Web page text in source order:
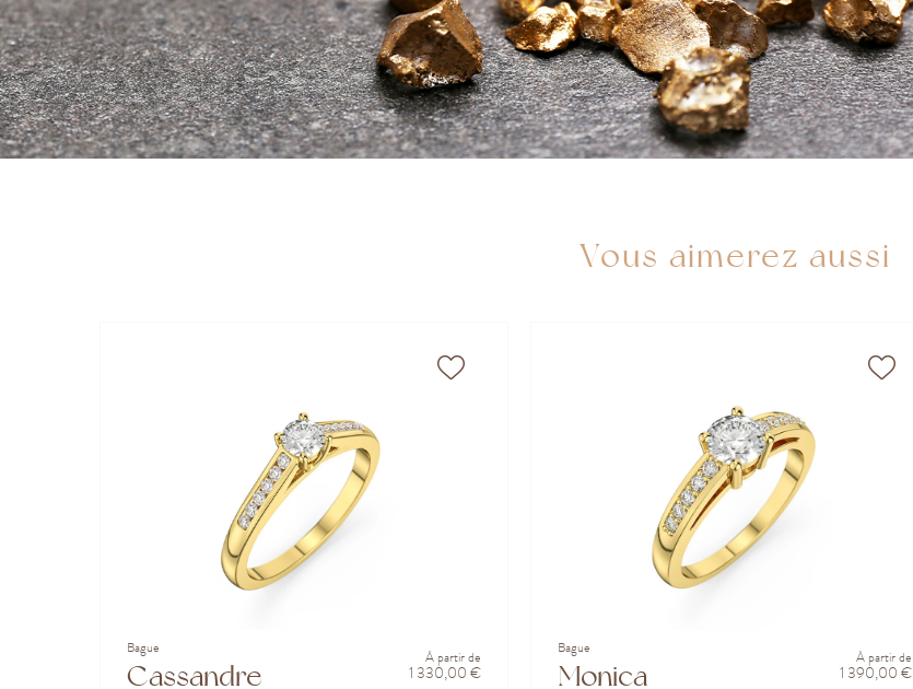
Vous aimerez aussi
Bague
Cassandre
À partir de
1 330,00 €
Bague
Monica
À partir de
1 390,00 €